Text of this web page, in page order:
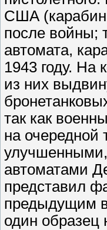
США (карабин
после войны;
автомата,
1943 году. На
из них
так как
на очередной
автоматами
представил
предыдущим
один образец